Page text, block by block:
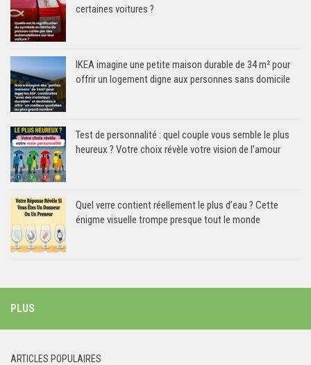
certaines voitures ?
IKEA imagine une petite maison durable de 34 m² pour
offrir un logement digne aux personnes sans domicile
Test de personnalité : quel couple vous semble le plus
heureux ? Votre choix révèle votre vision de l’amour
Quel verre contient réellement le plus d’eau ? Cette
énigme visuelle trompe presque tout le monde
PLUS
ARTICLES POPULAIRES